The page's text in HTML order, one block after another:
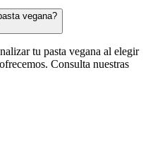
vegana?
tu pasta vegana al elegir
Consulta nuestras